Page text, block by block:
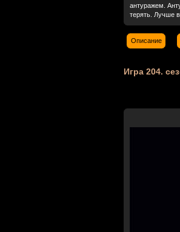
антуражем.
терять. Лучше
Описание
Игра 204.